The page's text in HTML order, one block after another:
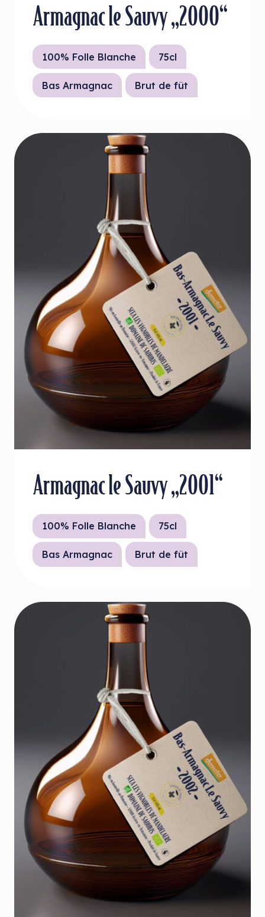
Armagnac le Sauvy „2000“
100% Folle Blanche 75cl
Bas Armagnac Brut de fût
Armagnac le Sauvy „2001“
100% Folle Blanche 75cl
Bas Armagnac Brut de fût